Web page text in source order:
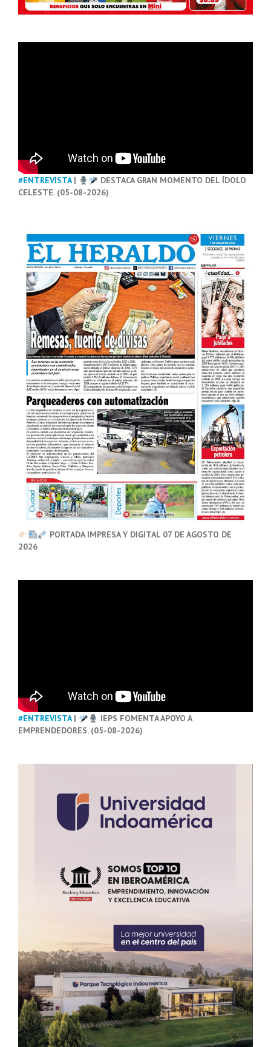
#ENTREVISTA|
DESTACA GRAN MOMENTO DEL ÍDOLO
CELESTE. (05-08-2026)
PORTADA IMPRESA Y DIGITAL 07 DE AGOSTO DE
2026
#ENTREVISTA|
IEPS FOMENTA APOYO A
EMPRENDEDORES. (05-08-2026)